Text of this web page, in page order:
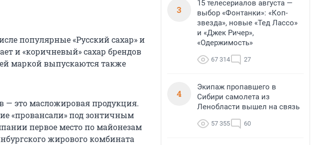
популярные «Русский сахар» и
и «коричневый» сахар брендов
маркой выпускаются также
— это масложировая продукция.
«провансали» под зонтичным
первое место по майонезам
жирового комбината
3
15 телесериалов августа —
выбор «Фонтанки»: «Коп-
звезда», новые «Тед Лассо»
и «Джек Ричер»,
«Одержимость»
67 314 27
4
Экипаж пропавшего в
Сибири самолета из
Ленобласти вышел на связь
57 355 60